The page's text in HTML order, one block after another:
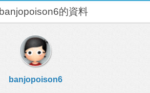
banjopoison6的資料
banjopoison6